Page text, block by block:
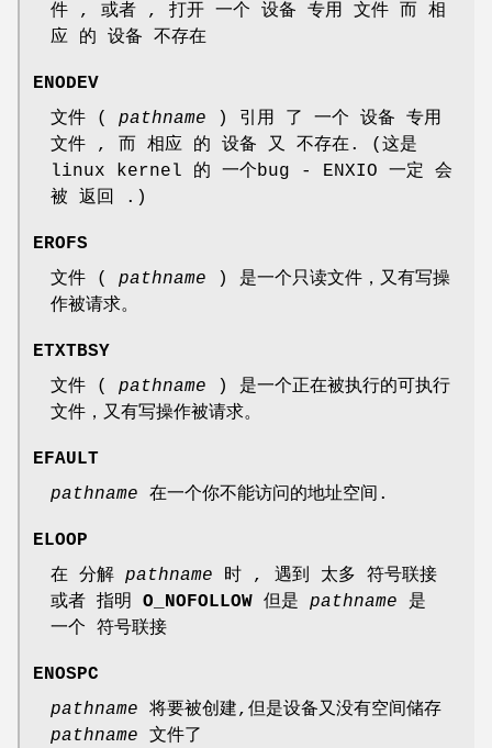
件 , 或者 , 打开 一个 设备 专用 文件 而 相
应 的 设备 不存在
ENODEV
文件 ( pathname ) 引用 了 一个 设备 专用
文件 , 而 相应 的 设备 又 不存在. (这是
linux kernel 的 一个bug - ENXIO 一定 会
被 返回 .)
EROFS
文件 ( pathname ) 是一个只读文件，又有写操
作被请求。
ETXTBSY
文件 ( pathname ) 是一个正在被执行的可执行
文件，又有写操作被请求。
EFAULT
pathname 在一个你不能访问的地址空间.
ELOOP
在 分解 pathname 时 , 遇到 太多 符号联接
或者 指明 O_NOFOLLOW 但是 pathname 是
一个 符号联接
ENOSPC
pathname 将要被创建,但是设备又没有空间储存
pathname 文件了